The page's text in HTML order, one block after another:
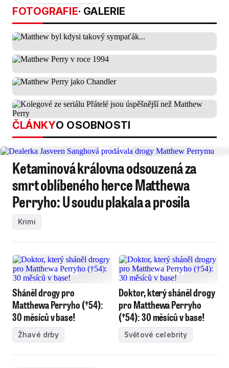
FOTOGRAFIE· GALERIE
ČLÁNKYO OSOBNOSTI
Ketaminová královna odsouzená za
smrt oblíbeného herce Matthewa
Perryho: U soudu plakala a prosila
Krimi
Sháněl drogy pro
Matthewa Perryho (†54):
30 měsíců v base!
Žhavé drby
Doktor, který sháněl drogy
pro Matthewa Perryho
(†54): 30 měsíců v base!
Světové celebrity